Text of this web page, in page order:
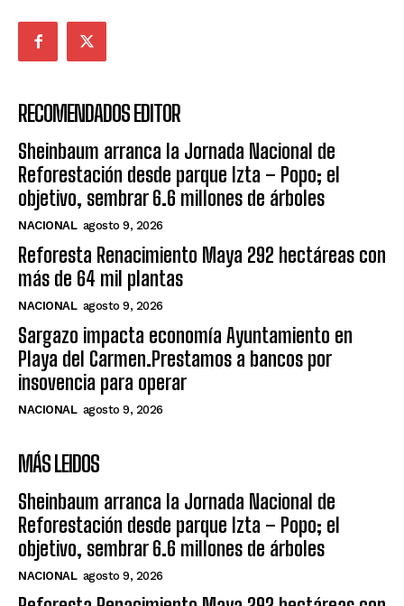
RECOMENDADOS EDITOR
Sheinbaum arranca la Jornada Nacional de
Reforestación desde parque Izta – Popo; el
objetivo, sembrar 6.6 millones de árboles
NACIONAL agosto 9, 2026
Reforesta Renacimiento Maya 292 hectáreas con
más de 64 mil plantas
NACIONAL agosto 9, 2026
Sargazo impacta economía Ayuntamiento en
Playa del Carmen.Prestamos a bancos por
insovencia para operar
NACIONAL agosto 9, 2026
MÁS LEIDOS
Sheinbaum arranca la Jornada Nacional de
Reforestación desde parque Izta – Popo; el
objetivo, sembrar 6.6 millones de árboles
NACIONAL agosto 9, 2026